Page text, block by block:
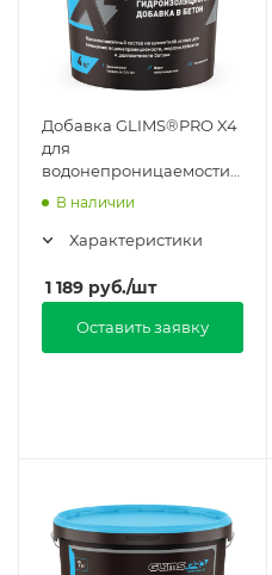
Добавка GLIMS®PRO X4
для
водонепроницаемости
и морозостойкости в
В наличии
Характеристики
1 189 руб./шт
Оставить заявку